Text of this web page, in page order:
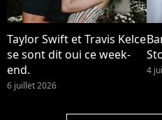
Taylor Swift et Travis Kelce
se sont dit oui ce week-
end.
6 juillet 2026
4